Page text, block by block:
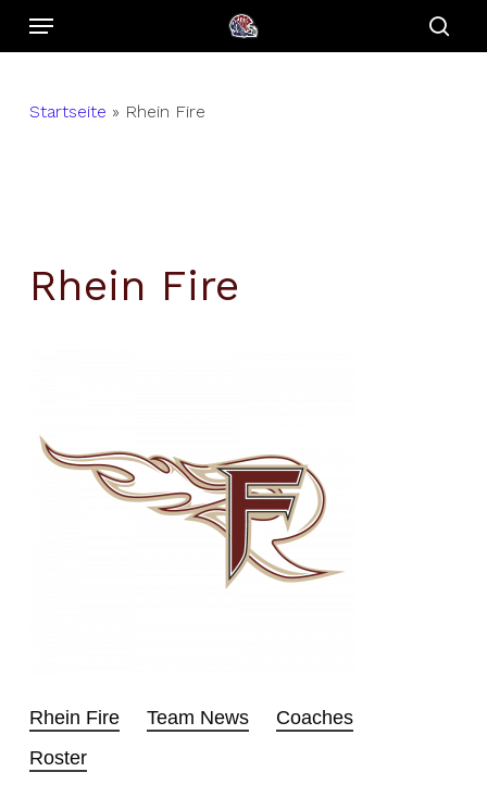
Skip
content
Menu
Startseite » Rhein Fire
Rhein Fire
Rhein Fire Team News
Coaches
Roster